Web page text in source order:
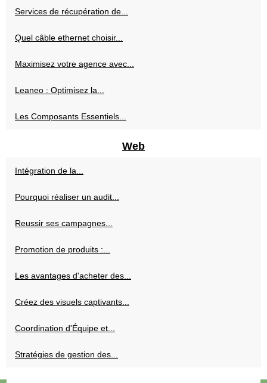
Services de récupération de...
Quel câble ethernet choisir...
Maximisez votre agence avec...
Leaneo : Optimisez la...
Les Composants Essentiels...
Web
Intégration de la...
Pourquoi réaliser un audit...
Reussir ses campagnes...
Promotion de produits :...
Les avantages d'acheter des...
Créez des visuels captivants...
Coordination d'Équipe et...
Stratégies de gestion des...